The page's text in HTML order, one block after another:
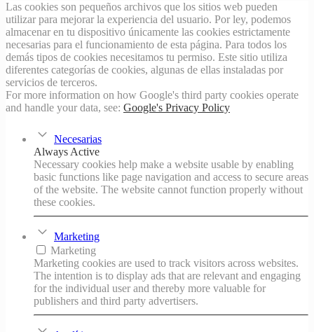
Las cookies son pequeños archivos que los sitios web pueden
utilizar para mejorar la experiencia del usuario. Por ley, podemos
almacenar en tu dispositivo únicamente las cookies estrictamente
necesarias para el funcionamiento de esta página. Para todos los
demás tipos de cookies necesitamos tu permiso. Este sitio utiliza
diferentes categorías de cookies, algunas de ellas instaladas por
servicios de terceros.
For more information on how Google's third party cookies operate
and handle your data, see: Google's Privacy Policy
Necesarias
Always Active
Necessary cookies help make a website usable by enabling
basic functions like page navigation and access to secure areas
of the website. The website cannot function properly without
these cookies.
Marketing
Marketing
Marketing cookies are used to track visitors across websites.
The intention is to display ads that are relevant and engaging
for the individual user and thereby more valuable for
publishers and third party advertisers.